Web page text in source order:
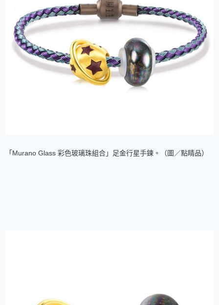
「Murano Glass 彩色玻璃珠組合」足金行星手鍊。（圖／點睛品）